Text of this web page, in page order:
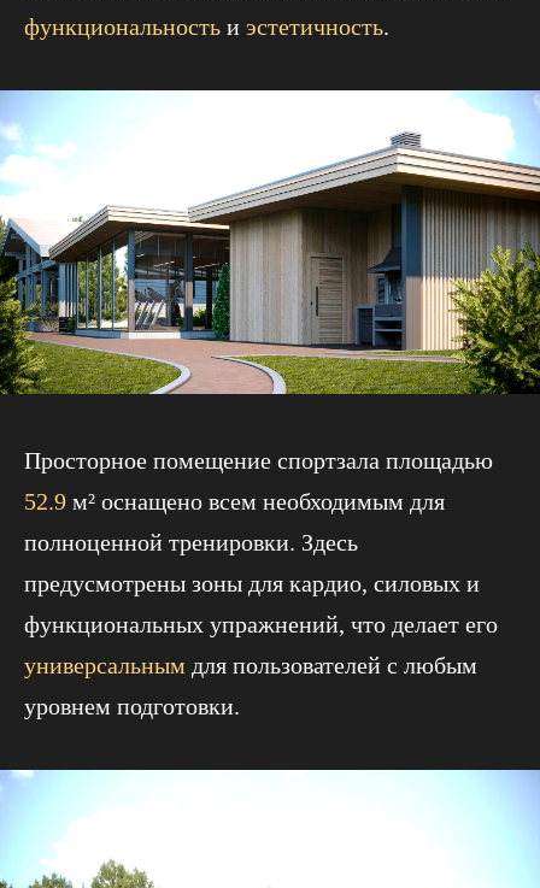
функциональность и эстетичность.
Просторное помещение спортзала площадью
52.9 м² оснащено всем необходимым для
полноценной тренировки. Здесь
предусмотрены зоны для кардио, силовых и
функциональных упражнений, что делает его
универсальным для пользователей с любым
уровнем подготовки.